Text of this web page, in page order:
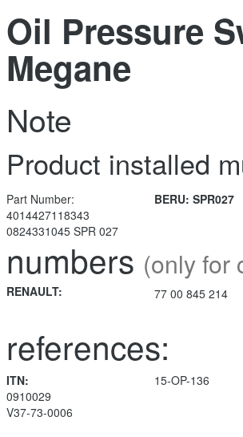
Oil Pressure
Megane
Note
Product installed
Part Number:
BERU: SPR027
4014427118343
0824331045 SPR 027
numbers (only for
RENAULT: 77 00 845 214
references:
ITN:
15-OP-136
0910029
V37-73-0006